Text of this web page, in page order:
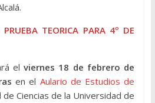
PRUEBA TEORICA PARA 4º DE
elviernes 18 de febrero de
en el Aulario de Estudios de
de Ciencias de la Universidad de